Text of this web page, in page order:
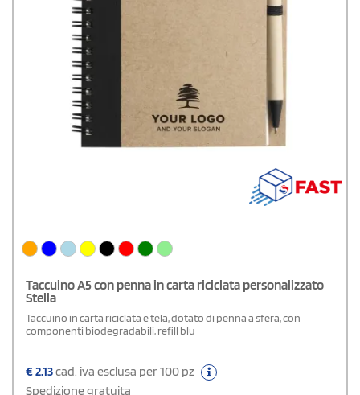
Taccuino A5 con penna in carta riciclata personalizzato
Stella
Taccuino in carta riciclata e tela, dotato di penna a sfera, con
componenti biodegradabili, refill blu
€2,13cad. iva esclusa per 100 pz
Spedizione gratuita